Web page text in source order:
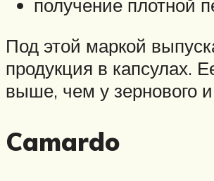
получение плотной
Под этой маркой
продукция в капсулах.
выше, чем у зернового и
Camardo